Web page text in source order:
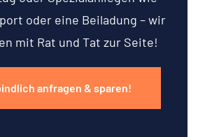
oder eine Beiladung – wir
mit Rat und Tat zur Seite!
anfragen & sparen!